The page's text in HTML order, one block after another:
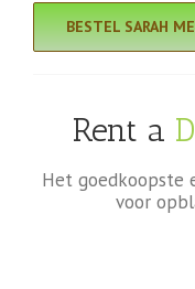
BESTEL SARAH
Rent a
Het goedkoopste
voor